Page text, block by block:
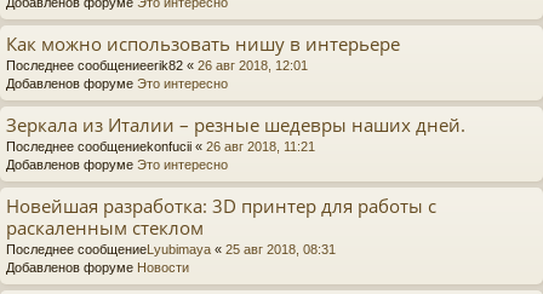
Как можно использовать нишу в интерьере
Последнее сообщениеerik82 « 26 авг 2018, 12:01
Добавленов форуме Это интересно
Зеркала из Италии – резные шедевры наших дней.
Последнее сообщениеkonfucii « 26 авг 2018, 11:21
Добавленов форуме Это интересно
Новейшая разработка: 3D принтер для работы с
раскаленным стеклом
Последнее сообщение Lyubimaya « 25 авг 2018, 08:31
Добавленов форуме Новости